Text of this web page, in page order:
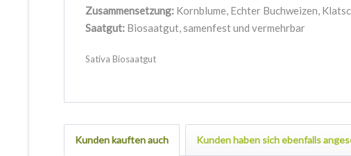
Zusammensetzung: Kornblume, Echter Buchweizen,
Saatgut: Biosaatgut, samenfest und vermehrbar
Sativa Biosaatgut
Kunden kauften auch Kunden haben sich ebenfalls